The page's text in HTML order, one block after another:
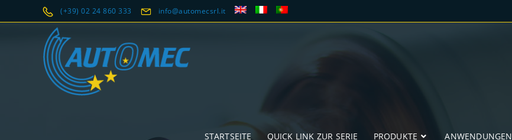
(+39) 02 24 860 333 info@automecsrl.it
STARTSEITE QUICK LINK ZUR SERIE PRODUKTE ANWENDUNGEN